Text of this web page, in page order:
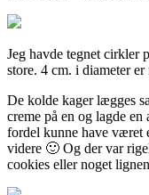
Jeg havde tegnet cirkler
store. 4 cm. i diameter er
De kolde kager lægges
creme på en og lagde en
fordel kunne have været
videre 🙂 Og der var
cookies eller noget